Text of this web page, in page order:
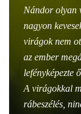
Nándor olyan
nagyon
virágok nem
az ember
lefényképezte
A virágokkal
rábeszélés,